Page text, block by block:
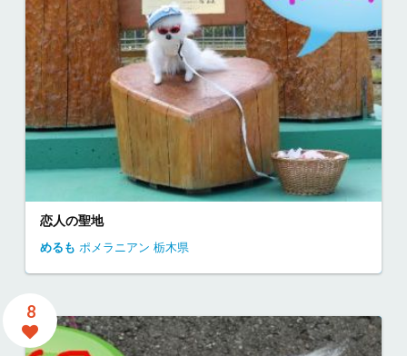
恋人の聖地
めるも ポメラニアン 栃木県
8